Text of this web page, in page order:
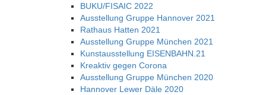
BUKU/FISAIC 2022
Ausstellung Gruppe Hannover 2021
Rathaus Hatten 2021
Ausstellung Gruppe München 2021
Kunstausstellung EISENBAHN.21
Kreaktiv gegen Corona
Ausstellung Gruppe München 2020
Hannover Lewer Däle 2020